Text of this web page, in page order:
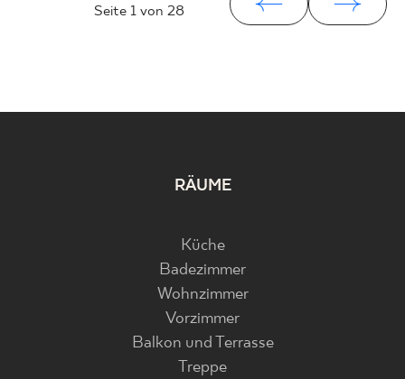
Seite 1 von 28
RÄUME
Küche
Badezimmer
Wohnzimmer
Vorzimmer
Balkon und Terrasse
Treppe